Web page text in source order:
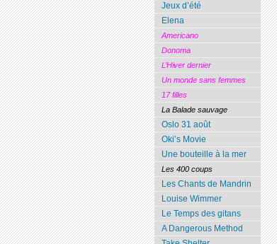
Jeux d’été
Elena
Americano
Donoma
L’Hiver dernier
Un monde sans femmes
17 filles
La Balade sauvage
Oslo 31 août
Oki’s Movie
Une bouteille à la mer
Les 400 coups
Les Chants de Mandrin
Louise Wimmer
Le Temps des gitans
A Dangerous Method